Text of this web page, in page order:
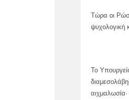
Τώρα οι
ψυχολογική
Το
αιχμαλωσία·